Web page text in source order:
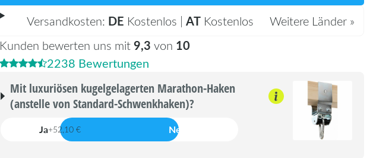
Versandkosten: DE Kostenlos |AT Kostenlos
Weitere Länder »
Kunden bewerten uns mit9,3 von 10
2238 Bewertungen
Mit luxuriösen kugelgelagerten Marathon-Haken
(anstelle von Standard-Schwenkhaken)?
Ja+52,10 € Nein